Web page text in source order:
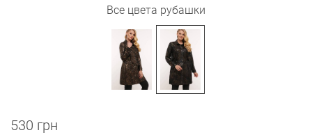
Все цвета рубашки
530 грн